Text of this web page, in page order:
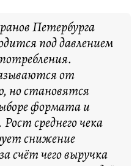
Петербурга
под давлением
от
но становятся
формата и
среднего чека
снижение
счёт чего выручка